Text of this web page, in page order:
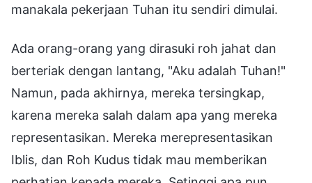
manakala pekerjaan Tuhan itu sendiri dimulai.
Ada orang-orang yang dirasuki roh jahat dan
berteriak dengan lantang, "Aku adalah Tuhan!"
Namun, pada akhirnya, mereka tersingkap,
karena mereka salah dalam apa yang mereka
representasikan. Mereka merepresentasikan
Iblis, dan Roh Kudus tidak mau memberikan